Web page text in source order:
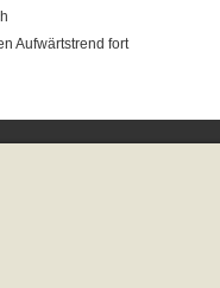
Aufwärtstrend fort